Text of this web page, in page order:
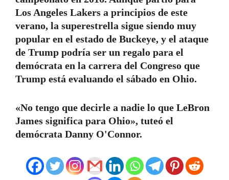
Los Angeles Lakers a principios de este
verano, la superestrella sigue siendo muy
popular en el estado de Buckeye, y el ataque
de Trump podría ser un regalo para el
demócrata en la carrera del Congreso que
Trump está evaluando el sábado en Ohio.
«No tengo que decirle a nadie lo que LeBron
James significa para Ohio», tuteó el
demócrata Danny O'Connor.